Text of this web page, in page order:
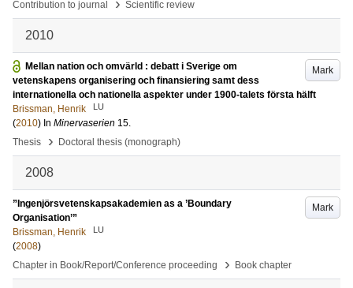
Contribution to journal
Scientific review
2010
Mark
Mellan nation och omvärld : debatt i Sverige om
vetenskapens organisering och finansiering samt dess
internationella och nationella aspekter under 1900-talets första hälft
Brissman, Henrik
LU
(2010) In Minervaserien 15.
Thesis
› Doctoral thesis (monograph)
2008
Mark
”Ingenjörsvetenskapsakademien as a ’Boundary
Organisation’”
Brissman, Henrik
LU
(2008)
Chapter in Book/Report/Conference proceeding
› Book chapter